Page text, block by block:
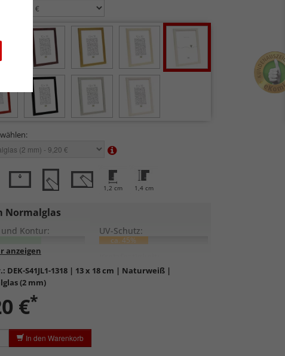
1,2 cm 1,4 cm
Normalglas
und Kontur: UV-Schutz:
ca. 45%
in hochwertiger Floatglas-Qualität.
preiswert, witterungs- und hitzebeständig
kratzfest.
Oberfläche
kann.
DEK-S41JL1-1318| 13 x 18 cm | Naturweiß |
(2 mm)
€*
In den Warenkorb